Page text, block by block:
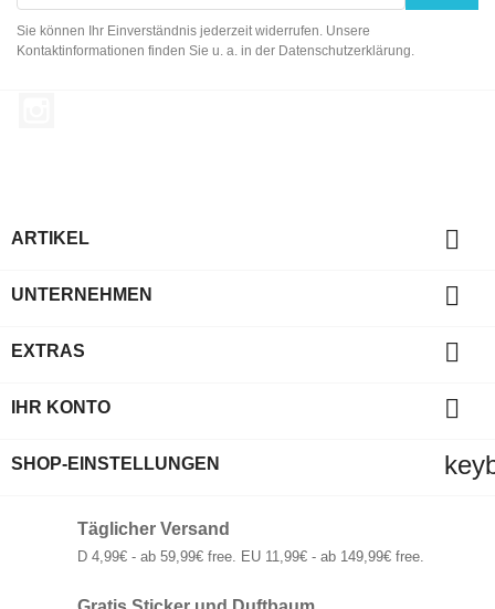
Sie können Ihr Einverständnis jederzeit widerrufen. Unsere
Kontaktinformationen finden Sie u. a. in der Datenschutzerklärung.
ARTIKEL 
UNTERNEHMEN 
EXTRAS 
IHR KONTO 
SHOP-EINSTELLUNGEN
Täglicher Versand
D 4,99€ - ab 59,99€ free. EU 11,99€ - ab 149,99€ free.